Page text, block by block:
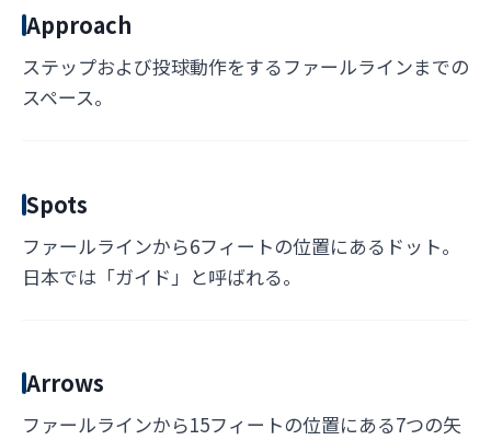
Approach
ステップおよび投球動作をするファールラインまでの
スペース。
Spots
ファールラインから6フィートの位置にあるドット。
日本では「ガイド」と呼ばれる。
Arrows
ファールラインから15フィートの位置にある7つの矢